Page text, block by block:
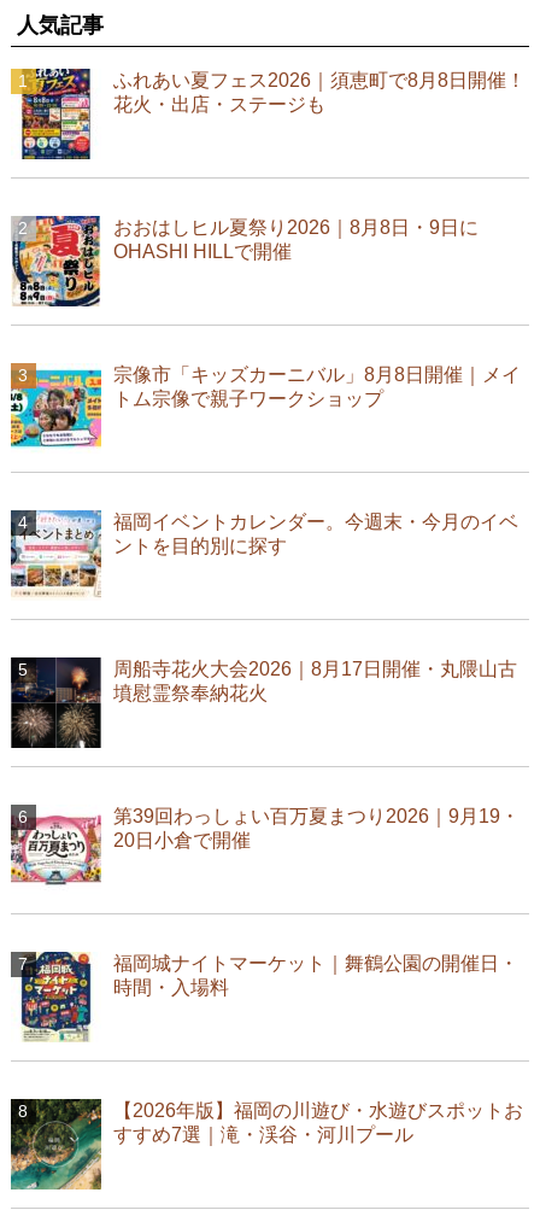
人気記事
ふれあい夏フェス2026｜須恵町で8月8日開催！
花火・出店・ステージも
おおはしヒル夏祭り2026｜8月8日・9日に
OHASHI HILLで開催
宗像市「キッズカーニバル」8月8日開催｜メイ
トム宗像で親子ワークショップ
福岡イベントカレンダー。今週末・今月のイベ
ントを目的別に探す
周船寺花火大会2026｜8月17日開催・丸隈山古
墳慰霊祭奉納花火
第39回わっしょい百万夏まつり2026｜9月19・
20日小倉で開催
福岡城ナイトマーケット｜舞鶴公園の開催日・
時間・入場料
【2026年版】福岡の川遊び・水遊びスポットお
すすめ7選｜滝・渓谷・河川プール